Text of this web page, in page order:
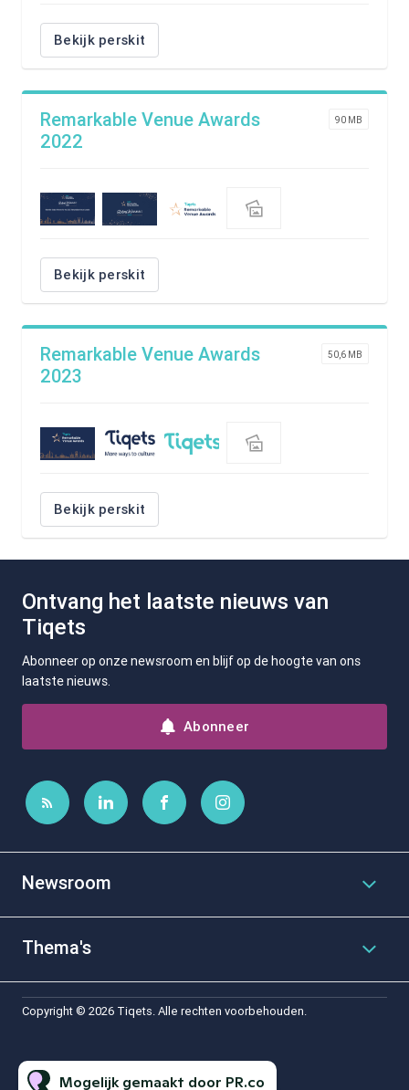
Bekijk perskit
Remarkable Venue Awards
2022
90 MB
Bekijk perskit
Remarkable Venue Awards
2023
50,6 MB
Bekijk perskit
Ontvang het laatste nieuws van
Tiqets
Abonneer op onze newsroom en blijf op de hoogte van ons
laatste nieuws.
Abonneer
Newsroom
Thema's
Copyright © 2026 Tiqets. Alle rechten voorbehouden.
Mogelijk gemaakt door PR.co